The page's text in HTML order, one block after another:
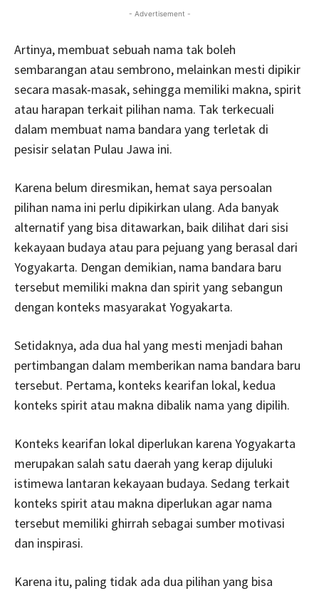
- Advertisement -
Artinya, membuat sebuah nama tak boleh
sembarangan atau sembrono, melainkan mesti dipikir
secara masak-masak, sehingga memiliki makna, spirit
atau harapan terkait pilihan nama. Tak terkecuali
dalam membuat nama bandara yang terletak di
pesisir selatan Pulau Jawa ini.
Karena belum diresmikan, hemat saya persoalan
pilihan nama ini perlu dipikirkan ulang. Ada banyak
alternatif yang bisa ditawarkan, baik dilihat dari sisi
kekayaan budaya atau para pejuang yang berasal dari
Yogyakarta. Dengan demikian, nama bandara baru
tersebut memiliki makna dan spirit yang sebangun
dengan konteks masyarakat Yogyakarta.
Setidaknya, ada dua hal yang mesti menjadi bahan
pertimbangan dalam memberikan nama bandara baru
tersebut. Pertama, konteks kearifan lokal, kedua
konteks spirit atau makna dibalik nama yang dipilih.
Konteks kearifan lokal diperlukan karena Yogyakarta
merupakan salah satu daerah yang kerap dijuluki
istimewa lantaran kekayaan budaya. Sedang terkait
konteks spirit atau makna diperlukan agar nama
tersebut memiliki ghirrah sebagai sumber motivasi
dan inspirasi.
Karena itu, paling tidak ada dua pilihan yang bisa